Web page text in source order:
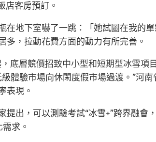
店客房預訂。
地下室嚇了一跳：「她試圖在我的
多，拉動花費方面的動力有所完善。
底層競價招致中小型和短期型冰雪
體驗市場向休閑度假市場過渡。”河
表現。
出，可以測驗考試“冰雪+”跨界融會
求。